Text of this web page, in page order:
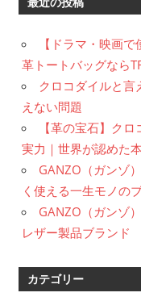
【ドラマ・映画
革トートバッグなら
クロコダイルと言
えない問題
【革の宝石】ク
実力｜世界が認めた
GANZO（ガンゾ
く使える一生モノの
GANZO（ガンゾ
レザー製品ブランド
カテゴリー